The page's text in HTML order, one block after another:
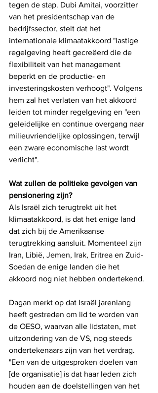
tegen de stap. Dubi Amitai, voorzitter
van het presidentschap van de
bedrijfssector, stelt dat het
internationale klimaatakkoord "lastige
regelgeving heeft gecreëerd die de
flexibiliteit van het management
beperkt en de productie- en
investeringskosten verhoogt". Volgens
hem zal het verlaten van het akkoord
leiden tot minder regelgeving en "een
geleidelijke en continue overgang naar
milieuvriendelijke oplossingen, terwijl
een zware economische last wordt
verlicht".
Wat zullen de politieke gevolgen van
pensionering zijn?
Als Israël zich terugtrekt uit het
klimaatakkoord, is dat het enige land
dat zich bij de Amerikaanse
terugtrekking aansluit. Momenteel zijn
Iran, Libië, Jemen, Irak, Eritrea en Zuid-
Soedan de enige landen die het
akkoord nog niet hebben ondertekend.
Dagan merkt op dat Israël jarenlang
heeft gestreden om lid te worden van
de OESO, waarvan alle lidstaten, met
uitzondering van de VS, nog steeds
ondertekenaars zijn van het verdrag.
"Een van de uitgesproken doelen van
[de organisatie] is dat haar leden zich
houden aan de doelstellingen van het